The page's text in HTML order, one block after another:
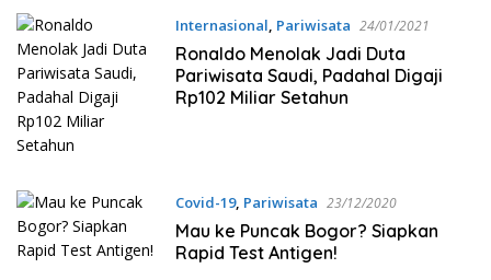
Internasional, Pariwisata 24/01/2021
Ronaldo Menolak Jadi Duta
Pariwisata Saudi, Padahal Digaji
Rp102 Miliar Setahun
Covid-19, Pariwisata 23/12/2020
Mau ke Puncak Bogor? Siapkan
Rapid Test Antigen!